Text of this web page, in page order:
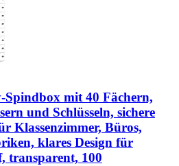
Spindbox mit 40 Fächern,
und Schlüsseln, sichere
Klassenzimmer, Büros,
klares Design für
transparent, 100